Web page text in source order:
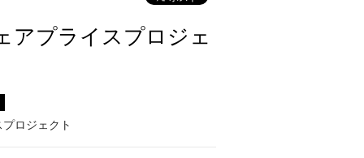
アプライスプロジェ
ロジェクト